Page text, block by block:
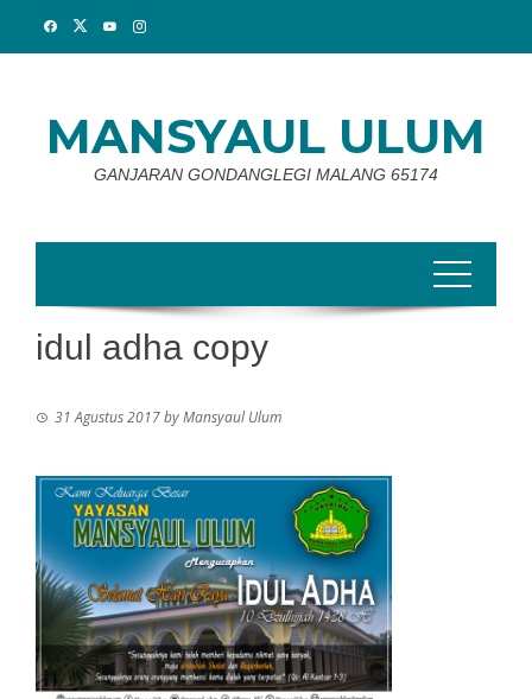
MANSYAUL ULUM
GANJARAN GONDANGLEGI MALANG 65174
idul adha copy
31 Agustus 2017byMansyaul Ulum